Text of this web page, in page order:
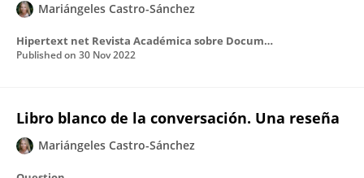
Mariángeles Castro-Sánchez
Hipertext net Revista Académica sobre Documentación Digital y Comunicación Interactiva
Published on 30 Nov 2022
Libro blanco de la conversación. Una reseña
Mariángeles Castro-Sánchez